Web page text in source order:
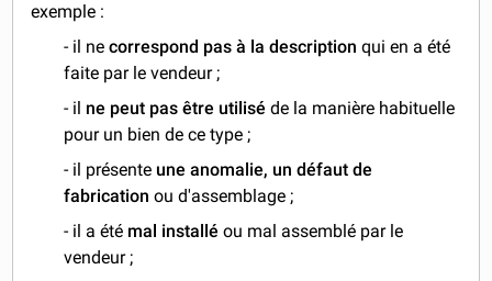
exemple :
- il necorrespond pas à la description qui en a été
faite par le vendeur ;
- il ne peut pas être utilisé de la manière habituelle
pour un bien de ce type ;
- il présente une anomalie, un défaut de
fabrication ou d'assemblage ;
- il a été mal installé ou mal assemblé par le
vendeur ;